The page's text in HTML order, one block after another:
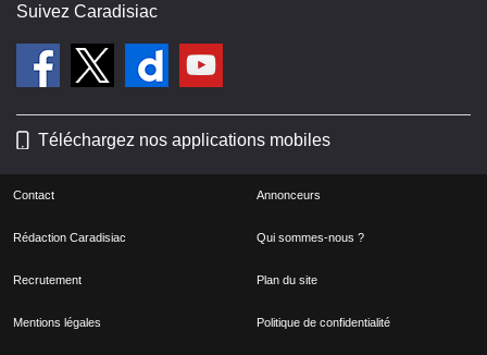
Suivez Caradisiac
Téléchargez nos applications mobiles
Contact Annonceurs
Rédaction Caradisiac Qui sommes-nous ?
Recrutement Plan du site
Mentions légales Politique de confidentialité